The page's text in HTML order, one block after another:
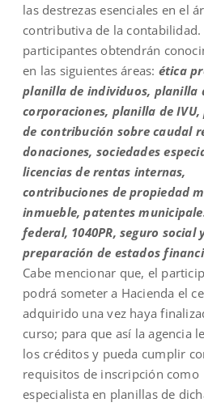
las destrezas esenciales en el
contributiva de la contabilidad.
participantes obtendrán
en las siguientes áreas: ética
planilla de individuos, planilla
corporaciones, planilla de
de contribución sobre caudal
donaciones, sociedades
licencias de rentas internas,
contribuciones de propiedad
inmueble, patentes
federal, 1040PR, seguro social
preparación de estados
Cabe mencionar que, el
podrá someter a Hacienda el
adquirido una vez haya
curso; para que así la agencia
los créditos y pueda cumplir
requisitos de inscripción como
especialista en planillas de